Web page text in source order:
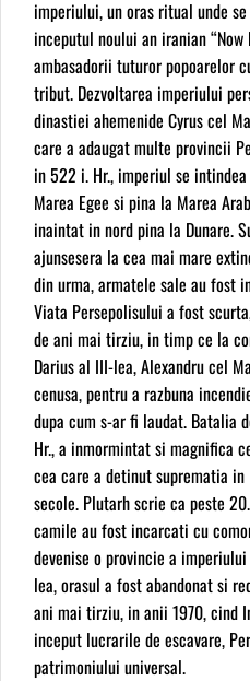
imperiului, un oras ritual unde
inceputul noului an iranian “Now
ambasadorii tuturor popoarelor
tribut. Dezvoltarea imperiului
dinastiei ahemenide Cyrus cel
care a adaugat multe provincii
in 522 i. Hr., imperiul se
Marea Egee si pina la Marea
inaintat in nord pina la Dunare.
ajunsesera la cea mai mare
din urma, armatele sale au fost
Viata Persepolisului a fost
de ani mai tirziu, in timp ce la
Darius al III-lea, Alexandru cel
cenusa, pentru a razbuna
dupa cum s-ar fi laudat. Batalia
Hr., a inmormintat si magnifica
cea care a detinut suprematia
secole. Plutarh scrie ca peste
camile au fost incarcati cu
devenise o provincie a
lea, orasul a fost abandonat si
ani mai tirziu, in anii 1970, cind
inceput lucrarile de escavare,
patrimoniului universal.